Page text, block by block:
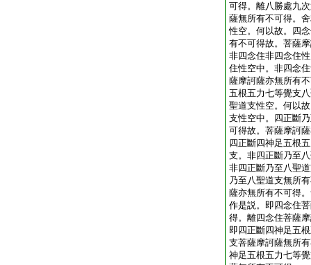
可得。離八勝處九
薩無所有不可得。
性空。何以故。四
有不可得故。菩薩
非四念住非四念住
住性空中。非四念
薩摩訶薩亦無所有
五根五力七等覺支
聖道支性空。何以
支性空中。四正斷
可得故。菩薩摩訶
四正斷四神足五根
支。非四正斷乃至
非四正斷乃至八聖
乃至八聖道支無所
薩亦無所有不可得
作是説。即四念住
得。離四念住菩薩
即四正斷四神足五
支菩薩摩訶薩無所
神足五根五力七等